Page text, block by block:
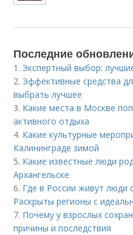
Последние
1. Экспертный выбор:
2. Эффективные средства
выбрать лучшее
3. Какие места в Москве
активного отдыха
4. Какие культурные
Калининграде зимой
5. Какие известные люди
Архангельске
6. Где в России живут люди
Раскрыты регионы с
7. Почему у взрослых
причины и последствия